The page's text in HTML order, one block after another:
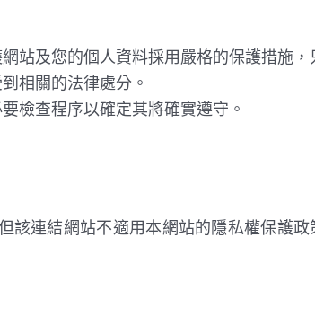
站及您的個人資料採用嚴格的保護措施，
相關的法律處分。
檢查程序以確定其將確實遵守。
該連結網站不適用本網站的隱私權保護政